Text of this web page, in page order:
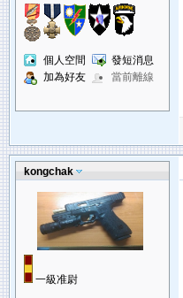
個人空間
發短消息
加為好友
當前離線
kongchak
一級准尉